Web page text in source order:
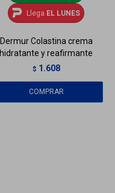
Llega EL LUNES
Dermur Colastina crema
hidratante y reafirmante
$ 1.608